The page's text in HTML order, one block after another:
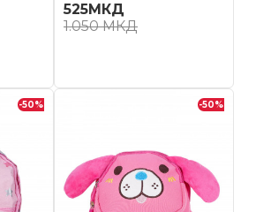
525МКД
1.050МКД
-50% -50%